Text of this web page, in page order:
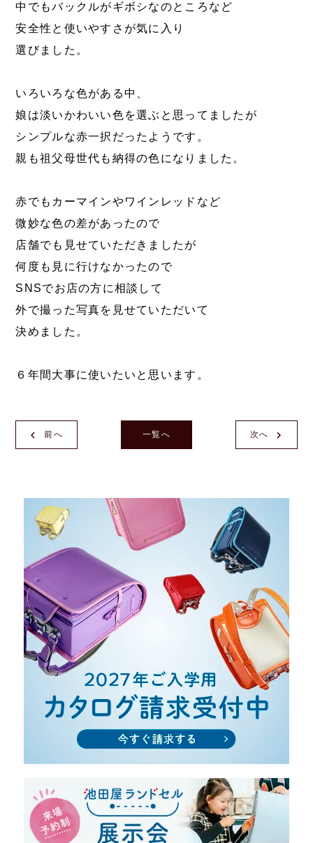
中でもバックルがギボシなのところなど
安全性と使いやすさが気に入り
選びました。
いろいろな色がある中、
娘は淡いかわいい色を選ぶと思ってましたが
シンプルな赤一択だったようです。
親も祖父母世代も納得の色になりました。
赤でもカーマインやワインレッドなど
微妙な色の差があったので
店舗でも見せていただきましたが
何度も見に行けなかったので
SNSでお店の方に相談して
外で撮った写真を見せていただいて
決めました。
６年間大事に使いたいと思います。
前へ 次へ
一覧へ